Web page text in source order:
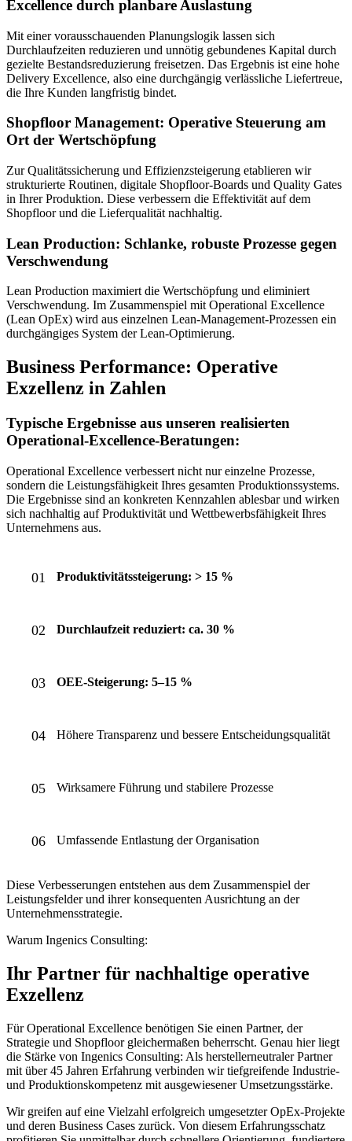
Excellence durch planbare Auslastung
Mit einer vorausschauenden Planungslogik lassen sich
Durchlaufzeiten reduzieren und unnötig gebundenes Kapital durch
gezielte Bestandsreduzierung freisetzen. Das Ergebnis ist eine hohe
Delivery Excellence, also eine durchgängig verlässliche Liefertreue,
die Ihre Kunden langfristig bindet.
Shopfloor Management: Operative Steuerung am
Ort der Wertschöpfung
Zur Qualitätssicherung und Effizienzsteigerung etablieren wir
strukturierte Routinen, digitale Shopfloor-Boards und Quality Gates
in Ihrer Produktion. Diese verbessern die Effektivität auf dem
Shopfloor und die Lieferqualität nachhaltig.
Lean Production: Schlanke, robuste Prozesse gegen
Verschwendung
Lean Production maximiert die Wertschöpfung und eliminiert
Verschwendung. Im Zusammenspiel mit Operational Excellence
(Lean OpEx) wird aus einzelnen Lean-Management-Prozessen ein
durchgängiges System der Lean-Optimierung.
Business Performance: Operative
Exzellenz in Zahlen
Typische Ergebnisse aus unseren realisierten
Operational-Excellence-Beratungen:
Operational Excellence verbessert nicht nur einzelne Prozesse,
sondern die Leistungsfähigkeit Ihres gesamten Produktionssystems.
Die Ergebnisse sind an konkreten Kennzahlen ablesbar und wirken
sich nachhaltig auf Produktivität und Wettbewerbsfähigkeit Ihres
Unternehmens aus.
Produktivitätssteigerung: > 15 %
Durchlaufzeit reduziert: ca. 30 %
OEE-Steigerung: 5–15 %
Höhere Transparenz und bessere Entscheidungsqualität
Wirksamere Führung und stabilere Prozesse
Umfassende Entlastung der Organisation
Diese Verbesserungen entstehen aus dem Zusammenspiel der
Leistungsfelder und ihrer konsequenten Ausrichtung an der
Unternehmensstrategie.
Warum Ingenics Consulting:
Ihr Partner für nachhaltige operative
Exzellenz
Für Operational Excellence benötigen Sie einen Partner, der
Strategie und Shopfloor gleichermaßen beherrscht. Genau hier liegt
die Stärke von Ingenics Consulting: Als herstellerneutraler Partner
mit über 45 Jahren Erfahrung verbinden wir tiefgreifende Industrie-
und Produktionskompetenz mit ausgewiesener Umsetzungsstärke.
Wir greifen auf eine Vielzahl erfolgreich umgesetzter OpEx-Projekte
und deren Business Cases zurück. Von diesem Erfahrungsschatz